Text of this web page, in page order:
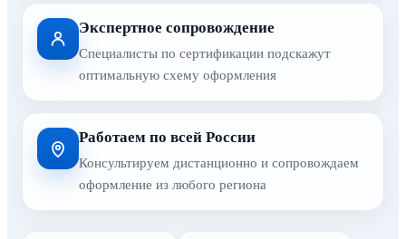
Экспертное сопровождение
Специалисты по сертификации подскажут
оптимальную схему оформления
Работаем по всей России
Консультируем дистанционно и сопровождаем
оформление из любого региона